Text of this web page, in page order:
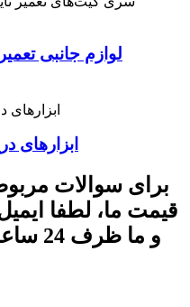
لوازم جانبی
ابزارهای
برای سوالات
قیمت ما، لطفا
و ما